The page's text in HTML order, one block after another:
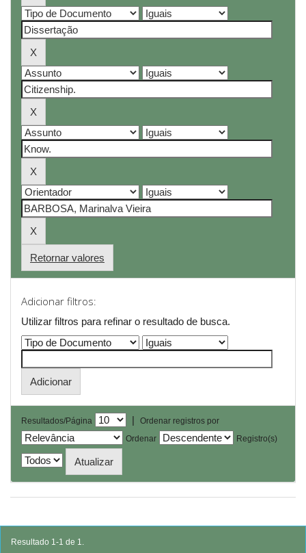
Retornar valores
Adicionar filtros:
Utilizar filtros para refinar o resultado de busca.
Resultados/Página |
Ordenar registros por
Ordenar
Registro(s)
Resultado 1-1 de 1.